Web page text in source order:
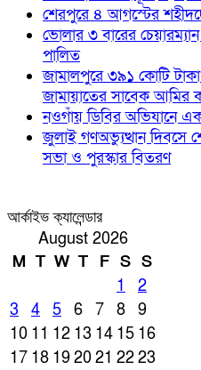
শেরপুরে ৪ আগস্টের
ভোলার ৩ বারের চেয়ারম্যান
পালিত
জামালপুরে ৩৯১ কোটি
জামায়াতের সাবেক আমির
নওগাঁয় ডিবির অভিযানে
জুলাই গণঅভ্যুত্থান দিবসে
সভা ও পুরস্কার বিতরণ
আর্কাইভ ক্যালেন্ডার
August 2026
M T W T F S S
1
2
3
4 5 6 7 8
9
10 11 12 13 14 15 16
17 18 192021 2223